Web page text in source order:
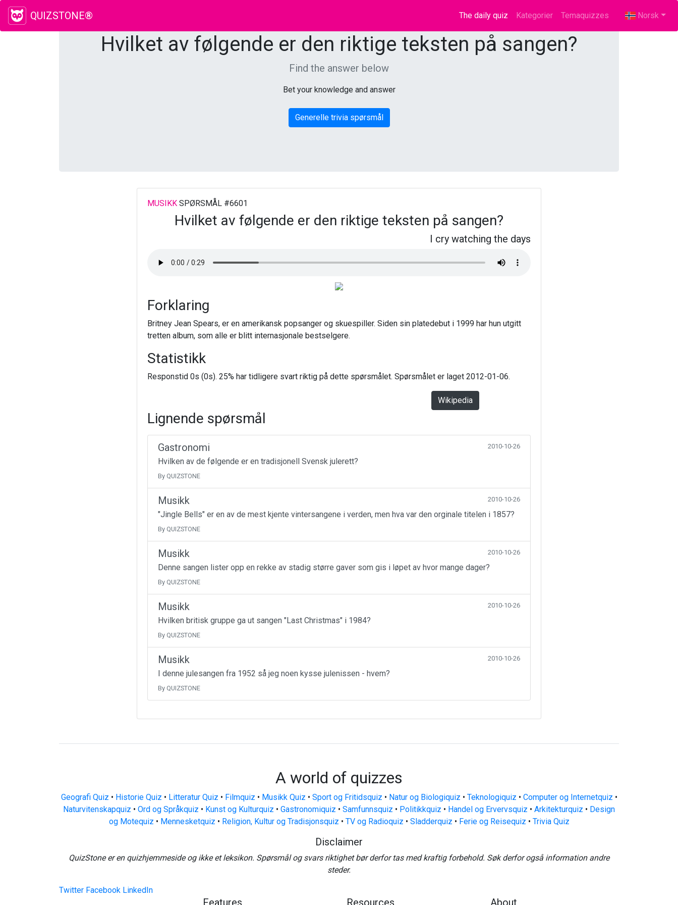
QUIZSTONE® The daily quiz (current)
Kategorier Temaquizzes Norsk
Hvilket av følgende er den riktige teksten på sangen?
Find the answer below
Bet your knowledge and answer
Generelle trivia spørsmål
MUSIKKSPØRSMÅL #6601
Hvilket av følgende er den riktige teksten på sangen?
I cry watching the days
Forklaring
Britney Jean Spears, er en amerikansk popsanger og skuespiller. Siden sin platedebut i 1999 har hun utgitt
tretten album, som alle er blitt internasjonale bestselgere.
Statistikk
Responstid 0s (0s). 25% har tidligere svart riktig på dette spørsmålet. Spørsmålet er laget 2012-01-06.
Wikipedia
Lignende spørsmål
Gastronomi 2010-10-26
Hvilken av de følgende er en tradisjonell Svensk julerett?
By QUIZSTONE
Musikk 2010-10-26
"Jingle Bells" er en av de mest kjente vintersangene i verden, men hva var den orginale titelen i 1857?
By QUIZSTONE
Musikk 2010-10-26
Denne sangen lister opp en rekke av stadig større gaver som gis i løpet av hvor mange dager?
By QUIZSTONE
Musikk 2010-10-26
Hvilken britisk gruppe ga ut sangen "Last Christmas" i 1984?
By QUIZSTONE
Musikk 2010-10-26
I denne julesangen fra 1952 så jeg noen kysse julenissen - hvem?
By QUIZSTONE
A world of quizzes
Geografi Quiz • Historie Quiz • Litteratur Quiz • Filmquiz • Musikk Quiz • Sport og Fritidsquiz • Natur og Biologiquiz • Teknologiquiz • Computer og Internetquiz •
Naturvitenskapquiz • Ord og Språkquiz • Kunst og Kulturquiz • Gastronomiquiz • Samfunnsquiz • Politikkquiz • Handel og Ervervsquiz • Arkitekturquiz • Design
og Motequiz • Mennesketquiz • Religion, Kultur og Tradisjonsquiz • TV og Radioquiz • Sladderquiz • Ferie og Reisequiz • Trivia Quiz
Disclaimer
QuizStone er en quizhjemmeside og ikke et leksikon. Spørsmål og svars riktighet bør derfor tas med kraftig forbehold. Søk derfor også information andre
steder.
Twitter Facebook LinkedIn
Features Resources About